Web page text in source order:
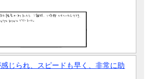
じられ、スピードも早く、非常に助